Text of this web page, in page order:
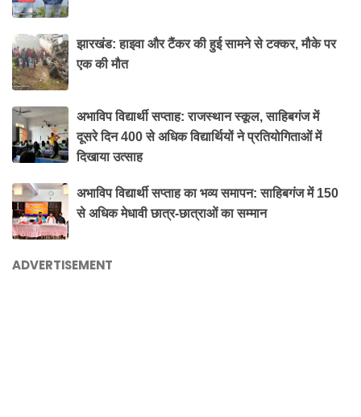
झारखंड: हाइवा और टैंकर की हुई सामने से टक्कर, मौके पर
एक की मौत
अभाविप विद्यार्थी सप्ताह: राजस्थान स्कूल, साहिबगंज में
दूसरे दिन 400 से अधिक विद्यार्थियों ने प्रतियोगिताओं में
दिखाया उत्साह
अभाविप विद्यार्थी सप्ताह का भव्य समापन: साहिबगंज में 150
से अधिक मेधावी छात्र-छात्राओं का सम्मान
ADVERTISEMENT